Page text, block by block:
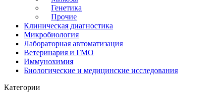
Генетика
Прочие
Клиническая диагностика
Микробиология
Лабораторная автоматизация
Ветеринария и ГМО
Иммунохимия
Биологические и медицинские исследования
Категории